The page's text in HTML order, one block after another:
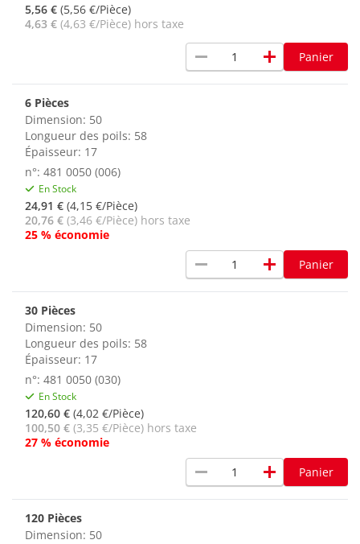
5,56 € (5,56 €/Pièce)
4,63 € (4,63 €/Pièce) hors taxe
remove add Panier
6 Pièces
Dimension: 50
Longueur des poils: 58
Épaisseur: 17
n°: 481 0050 (006)
En Stock
24,91 € (4,15 €/Pièce)
20,76 € (3,46 €/Pièce) hors taxe
25 % économie
remove add Panier
30 Pièces
Dimension: 50
Longueur des poils: 58
Épaisseur: 17
n°: 481 0050 (030)
En Stock
120,60 € (4,02 €/Pièce)
100,50 € (3,35 €/Pièce) hors taxe
27 % économie
remove add Panier
120 Pièces
Dimension: 50